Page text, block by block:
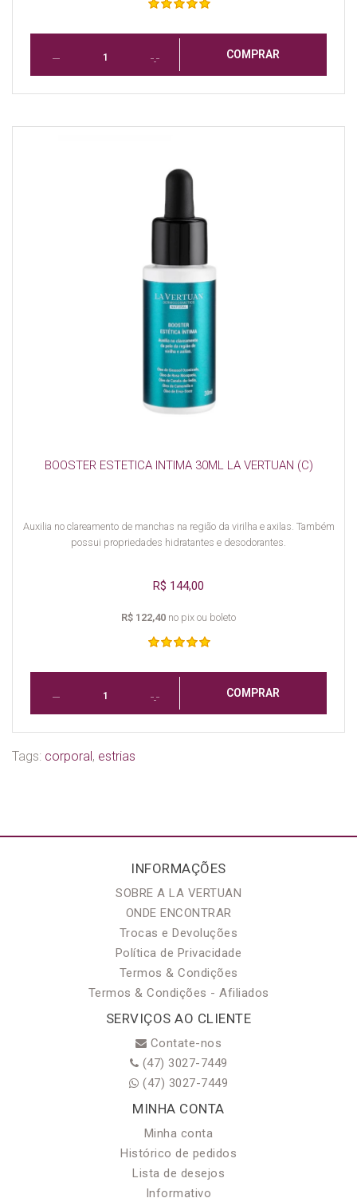
COMPRAR
BOOSTER ESTETICA INTIMA 30ML LA VERTUAN (C)
Auxilia no clareamento de manchas na região da virilha e axilas. Também
possui propriedades hidratantes e desodorantes.
R$ 144,00
R$ 122,40 no pix ou boleto
COMPRAR
Tags: corporal, estrias
INFORMAÇÕES
SOBRE A LA VERTUAN
ONDE ENCONTRAR
Trocas e Devoluções
Política de Privacidade
Termos & Condições
Termos & Condições - Afiliados
SERVIÇOS AO CLIENTE
Contate-nos
(47) 3027-7449
(47) 3027-7449
MINHA CONTA
Minha conta
Histórico de pedidos
Lista de desejos
Informativo